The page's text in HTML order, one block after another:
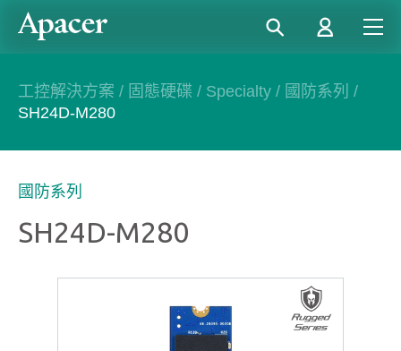
工控解決方案 / 固態硬碟 / Specialty / 國防系列 /
SH24D-M280
國防系列
SH24D-M280